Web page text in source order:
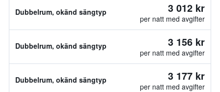
Dubbelrum, okänd sängtyp 3 012 kr
per natt med avgifter
Dubbelrum, okänd sängtyp 3 156 kr
per natt med avgifter
Dubbelrum, okänd sängtyp 3 177 kr
per natt med avgifter